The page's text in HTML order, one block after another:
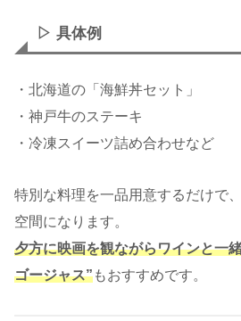
▷ 具体例
・北海道の「海鮮丼セット」
・神戸牛のステーキ
・冷凍スイーツ詰め合わせなど
特別な料理を一品用意するだけで
空間になります。
夕方に映画を観ながらワインと一
ゴージャス”もおすすめです。